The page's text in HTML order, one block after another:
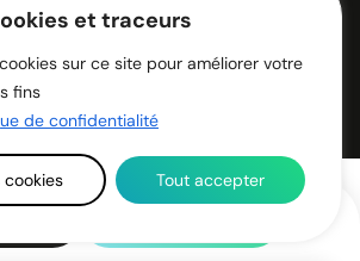
et traceurs
sur ce site pour améliorer votre
fins
de confidentialité
cookies Tout accepter